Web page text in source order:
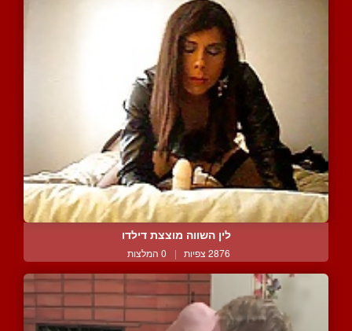
לין השווה מוצצת דילדו
2876 צפיות | 0 המלצות